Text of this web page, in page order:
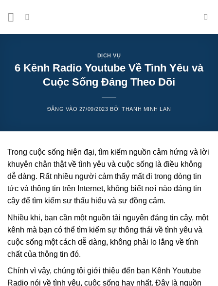
DỊCH VỤ
6 Kênh Radio Youtube Về Tình Yêu và
Cuộc Sống Đáng Theo Dõi
ĐĂNG VÀO 27/09/2023 BỞITHANH MINH LAN
Trong cuộc sống hiện đại, tìm kiếm nguồn cảm hứng và lời
khuyên chân thật về tình yêu và cuộc sống là điều không
dễ dàng. Rất nhiều người cảm thấy mất đi trong dòng tin
tức và thông tin trên Internet, không biết nơi nào đáng tin
cậy để tìm kiếm sự thấu hiểu và sự đồng cảm.
Nhiều khi, bạn cần một nguồn tài nguyên đáng tin cậy, một
kênh mà bạn có thể tìm kiếm sự thông thái về tình yêu và
cuộc sống một cách dễ dàng, không phải lo lắng về tính
chất của thông tin đó.
Chính vì vậy, chúng tôi giới thiệu đến bạn Kênh Youtube
Radio nói về tình yêu, cuộc sống hay nhất. Đây là nguồn